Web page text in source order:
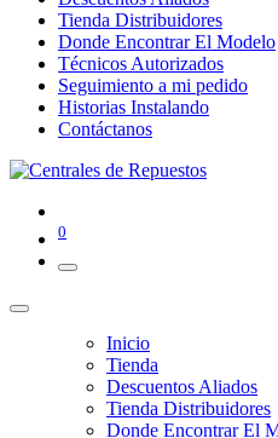
Tienda Distribuidores
Donde Encontrar El Modelo
Técnicos Autorizados
Seguimiento a mi pedido
Historias Instalando
Contáctanos
0
Inicio
Tienda
Descuentos Aliados
Tienda Distribuidores
Donde Encontrar El